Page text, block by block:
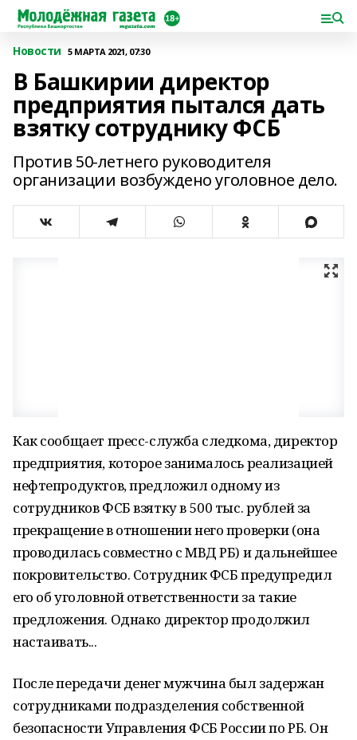
Новости 5 МАРТА 2021, 07:30
В Башкирии директор
предприятия пытался дать
взятку сотруднику ФСБ
Против 50-летнего руководителя
организации возбуждено уголовное дело.
Как сообщает пресс-служба следкома, директор
предприятия, которое занималось реализацией
нефтепродуктов, предложил одному из
сотрудников ФСБ взятку в 500 тыс. рублей за
прекращение в отношении него проверки (она
проводилась совместно с МВД РБ) и дальнейшее
покровительство. Сотрудник ФСБ предупредил
его об уголовной ответственности за такие
предложения. Однако директор продолжил
настаивать...
После передачи денег мужчина был задержан
сотрудниками подразделения собственной
безопасности Управления ФСБ России по РБ. Он